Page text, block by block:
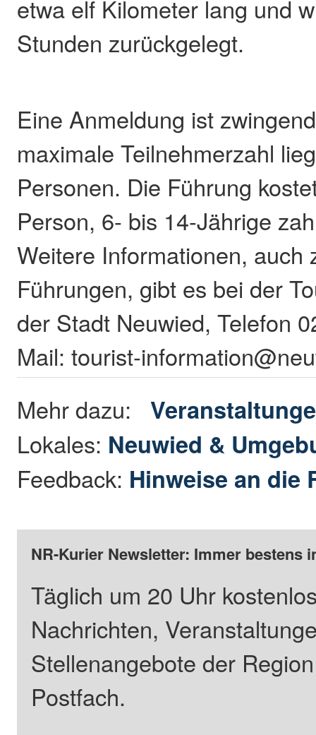
etwa elf Kilometer lang und
Stunden zurückgelegt.
Eine Anmeldung ist
maximale Teilnehmerzahl
Personen. Die Führung
Person, 6- bis 14-Jährige
Weitere Informationen, auch
Führungen, gibt es bei der
der Stadt Neuwied, Telefon
Mail: tourist-
Mehr dazu:
Lokales: Neuwied &
Feedback: Hinweise an die
NR-Kurier Newsletter: Immer bestens
Täglich um 20 Uhr
Nachrichten,
Stellenangebote der
Postfach.